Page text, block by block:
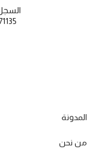
المدونة
من نحن